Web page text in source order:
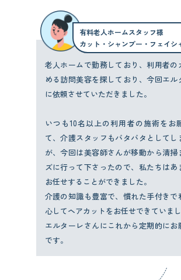
有料老人ホームスタッフ様
カット・シャンプー・フェイシ
老人ホームで勤務しており、利用者の
める訪問美容を探しており、今回エル
に依頼させていただきました。
いつも10名以上の利用者の施術をお
て、介護スタッフもバタバタとしてし
が、今回は美容師さんが移動から清掃
ズに行って下さったので、私たちはあ
お任せすることができました。
介護の知識も豊富で、慣れた手付きで
心してヘアカットをお任せできていまし
エルターレさんにこれから定期的にお
です。